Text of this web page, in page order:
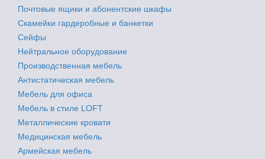
Почтовые ящики и абонентские шкафы
Скамейки гардеробные и банкетки
Сейфы
Нейтральное оборудование
Производственная мебель
Антистатическая мебель
Мебель для офиса
Мебель в стиле LOFT
Металлические кровати
Медицинская мебель
Армейская мебель